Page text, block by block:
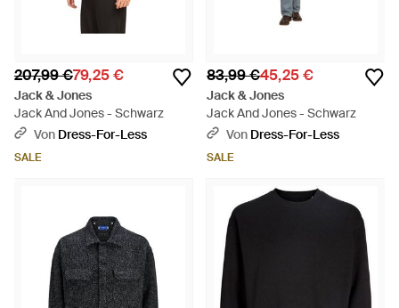
207,99 €79,25 €
Jack & Jones
Jack And Jones - Schwarz
Von Dress-For-Less
SALE
83,99 €45,25 €
Jack & Jones
Jack And Jones - Schwarz
Von Dress-For-Less
SALE